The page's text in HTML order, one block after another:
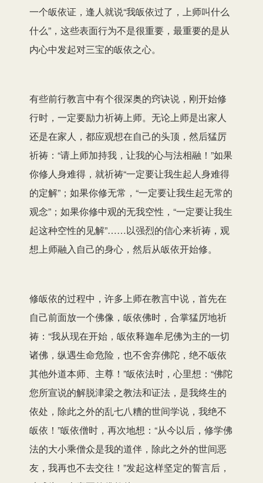
一个皈依证，逢人就说“我皈依过了，上师叫什么
什么”，这些表面行为不是很重要，最重要的是从
内心中发起对三宝的皈依之心。
有些前行教言中有个很深奥的窍诀说，刚开始修
行时，一定要励力祈祷上师。无论上师是出家人
还是在家人，都应观想在自己的头顶，然后猛厉
祈祷：“请上师加持我，让我的心与法相融！”如果
你修人身难得，就祈祷“一定要让我生起人身难得
的定解”；如果你修无常，“一定要让我生起无常的
观念”；如果你修中观的无我空性，“一定要让我生
起这种空性的见解”……以强烈的信心来祈祷，观
想上师融入自己的身心，然后从皈依开始修。
修皈依的过程中，许多上师在教言中说，首先在
自己前面放一个佛像，皈依佛时，合掌猛厉地祈
祷：“我从现在开始，皈依释迦牟尼佛为主的一切
诸佛，纵遇生命危险，也不舍弃佛陀，绝不皈依
其他外道本师、主尊！”皈依法时，心里想：“佛陀
您所宣说的解脱津梁之教法和证法，是我终生的
依处，除此之外的乱七八糟的世间学说，我绝不
皈依！”皈依僧时，再次地想：“从今以后，修学佛
法的大小乘僧众是我的道伴，除此之外的世间恶
友，我再也不去交往！”发起这样坚定的誓言后，